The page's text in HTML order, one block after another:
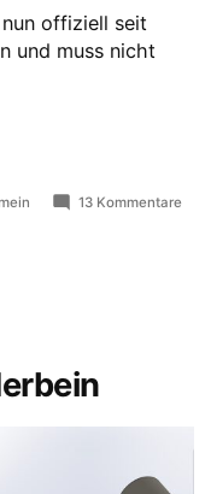
offiziell seit
und muss nicht
13 Kommentare